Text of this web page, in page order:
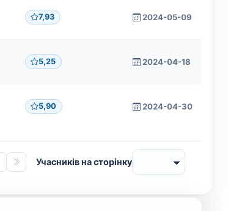
7,93 2024-05-09
5,25 2024-04-18
5,90 2024-04-30
Учасників на сторінку